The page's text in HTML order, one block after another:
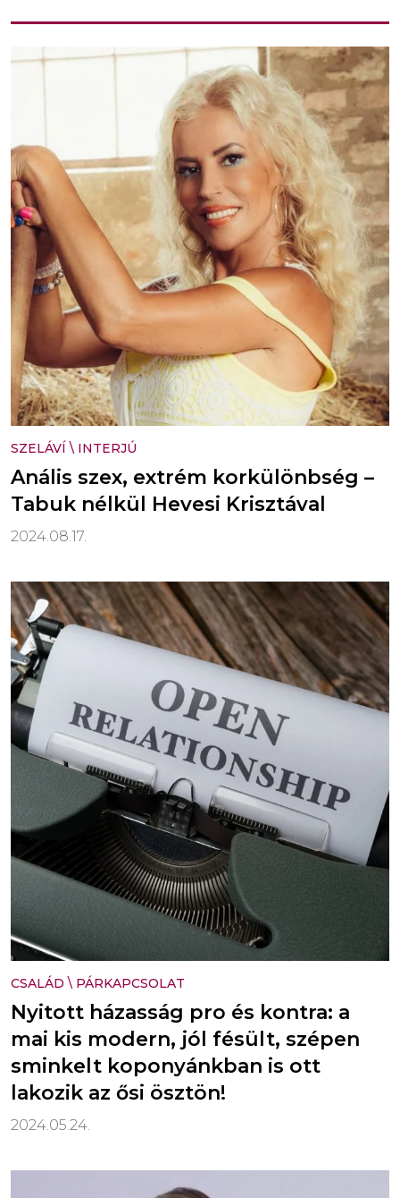
SZELÁVÍ \ INTERJÚ
Anális szex, extrém korkülönbség –
Tabuk nélkül Hevesi Krisztával
2024.08.17.
CSALÁD \ PÁRKAPCSOLAT
Nyitott házasság pro és kontra: a
mai kis modern, jól fésült, szépen
sminkelt koponyánkban is ott
lakozik az ősi ösztön!
2024.05.24.